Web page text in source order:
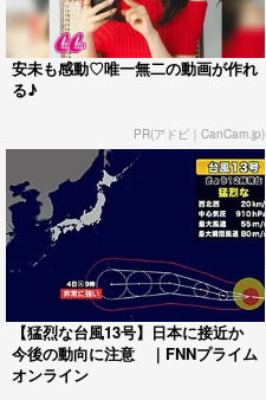
安未も感動♡唯一無二の動画が作れ
る♪
PR(アドビ｜CanCam.jp)
【猛烈な台風13号】日本に接近か
今後の動向に注意 ｜FNNプライム
オンライン